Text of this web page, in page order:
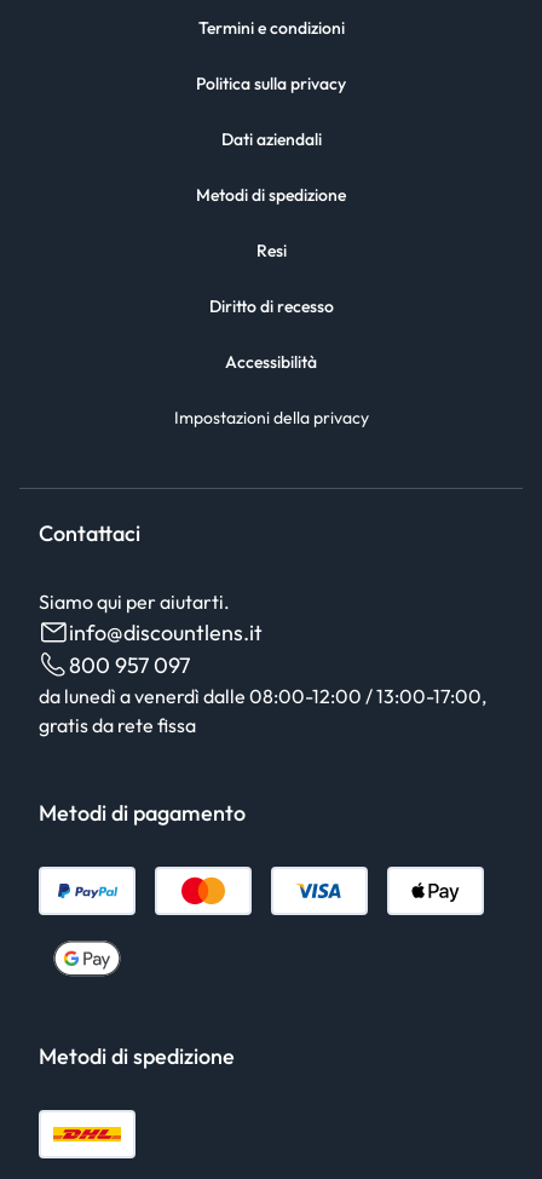
Termini e condizioni
Politica sulla privacy
Dati aziendali
Metodi di spedizione
Resi
Diritto di recesso
Accessibilità
Impostazioni della privacy
Contattaci
Siamo qui per aiutarti.
info@discountlens.it
800 957 097
da lunedì a venerdì dalle 08:00-12:00 / 13:00-17:00,
gratis da rete fissa
Metodi di pagamento
Metodi di spedizione